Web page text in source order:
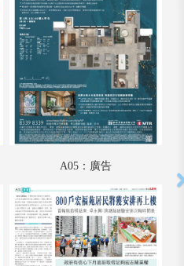
A05：廣告